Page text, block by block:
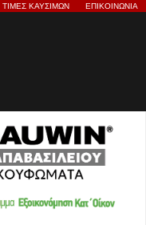
ΤΙΜΕΣ ΚΑΥΣΙΜΩΝ ΕΠΙΚΟΙΝΩΝΙΑ